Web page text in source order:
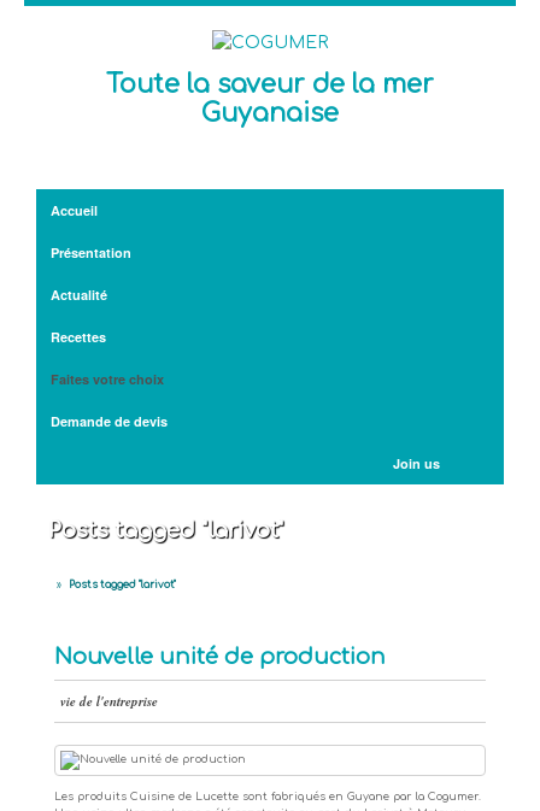
Toute la saveur de la mer
Guyanaise
Accueil
Présentation
Actualité
Recettes
Faites votre choix
Demande de devis
Join us
Posts tagged "larivot"
» Posts tagged "larivot"
Nouvelle unité de production
vie de l'entreprise
Les produits Cuisine de Lucette sont fabriqués en Guyane par la Cogumer.